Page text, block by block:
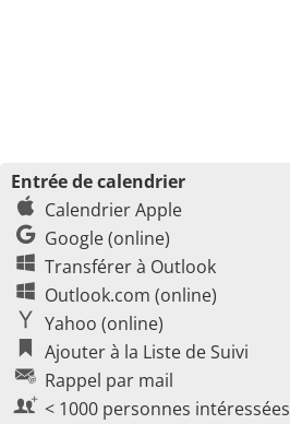
Entrée de calendrier
Calendrier Apple
Google (online)
Transférer à Outlook
Outlook.com (online)
Yahoo (online)
Ajouter à la Liste de Suivi
Rappel par mail
< 1000 personnes intéressées